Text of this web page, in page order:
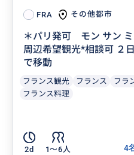
FRA その他都市
＊パリ発可 モン サン
周辺希望観光*相談可 ２
で移動
フランス観光 フランス
フラ
フランス料理
2d 1〜6人
4